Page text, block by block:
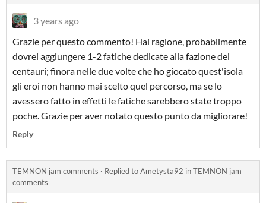
3 years ago
Grazie per questo commento! Hai ragione, probabilmente
dovrei aggiungere 1-2 fatiche dedicate alla fazione dei
centauri; finora nelle due volte che ho giocato quest'isola
gli eroi non hanno mai scelto quel percorso, ma se lo
avessero fatto in effetti le fatiche sarebbero state troppo
poche. Grazie per aver notato questo punto da migliorare!
Reply
TEMNON jam comments · Replied toAmetysta92 inTEMNON jam
comments